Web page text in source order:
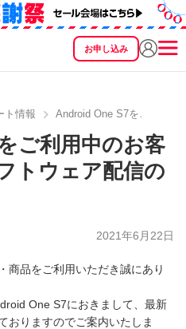
お申し込み
ト情報 Android One S7をご利用中
ご利用中のお客
トウェア配信の
2021年6月22日
商品をご利用いただき誠にあり
One S7におきまして、最新
おりますのでご案内いたしま